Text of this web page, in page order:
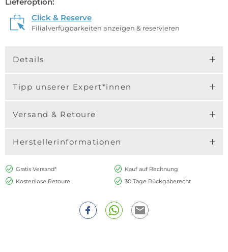
Lieferoption:
Click & Reserve
Filialverfügbarkeiten anzeigen & reservieren
Details
Tipp unserer Expert*innen
Versand & Retoure
Herstellerinformationen
Gratis Versand*
Kauf auf Rechnung
Kostenlose Retoure
30 Tage Rückgaberecht